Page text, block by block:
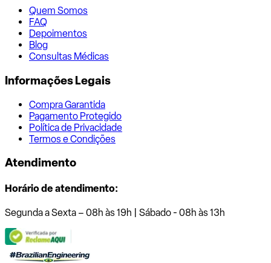
Quem Somos
FAQ
Depoimentos
Blog
Consultas Médicas
Informações Legais
Compra Garantida
Pagamento Protegido
Política de Privacidade
Termos e Condições
Atendimento
Horário de atendimento:
Segunda a Sexta – 08h às 19h | Sábado - 08h às 13h